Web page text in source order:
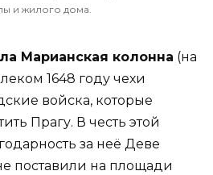
и жилого дома.
Марианская колонна (на
1648 году чехи
войска, которые
Прагу. В честь этой
за неё Деве
поставили на площади